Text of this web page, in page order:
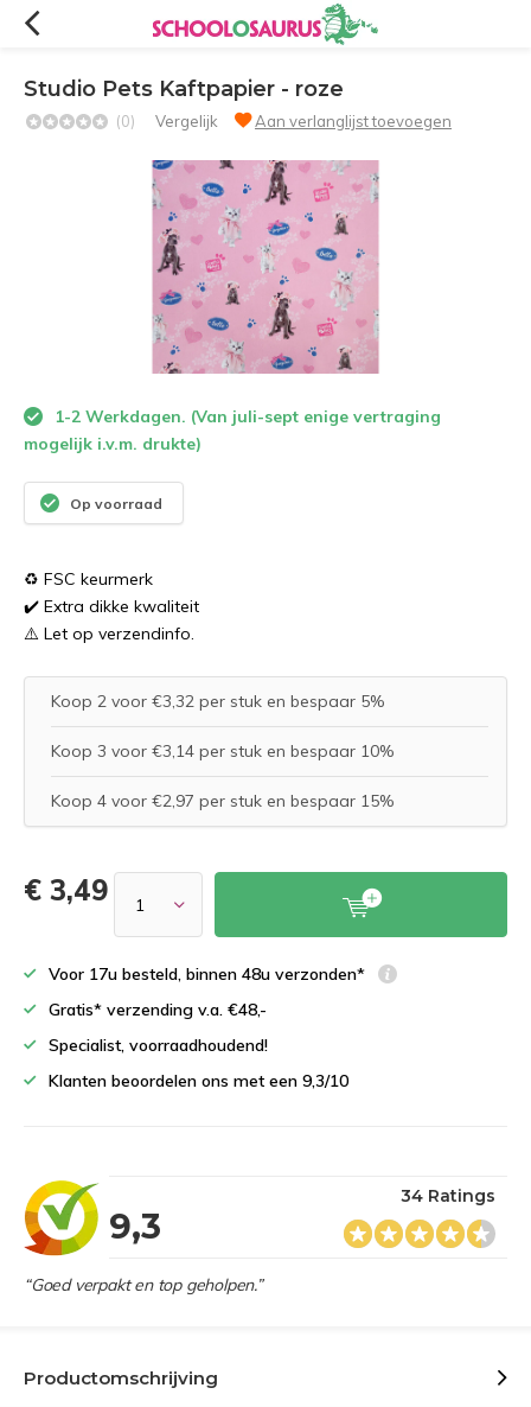
Studio Pets Kaftpapier - roze
(0) Vergelijk Aan verlanglijst toevoegen
1-2 Werkdagen. (Van juli-sept enige vertraging
mogelijk i.v.m. drukte)
Op voorraad
♻️ FSC keurmerk
✔️ Extra dikke kwaliteit
⚠️ Let op verzendinfo.
Koop 2 voor €3,32 per stuk en bespaar 5%
Koop 3 voor €3,14 per stuk en bespaar 10%
Koop 4 voor €2,97 per stuk en bespaar 15%
€ 3,49
Voor 17u besteld, binnen 48u verzonden*
Gratis* verzending v.a. €48,-
Specialist, voorraadhoudend!
Klanten beoordelen ons met een 9,3/10
9,3
34 Ratings
“Goed verpakt en top geholpen.”
Productomschrijving